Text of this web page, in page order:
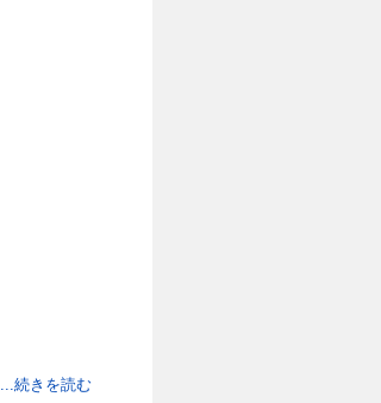
...続きを読む